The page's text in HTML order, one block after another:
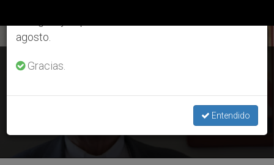
ÚLTIMAS NOTICIAS
Francia: Mons. Michel Dubost, administrador apostólico de
agosto.
Gracias.
Entendido